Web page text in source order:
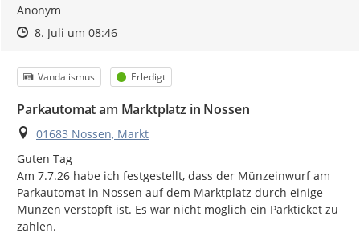
Anonym
Zeitpunkt des Erstellens
Zeitpunkt des Erstellens
8. Juli um 08:46Zur Äußerung
Kategorie
Vandalismus Status
Erledigt
Parkautomat am Marktplatz in Nossen
Ort
01683 Nossen, Markt
Guten Tag
Am 7.7.26 habe ich festgestellt, dass der Münzeinwurf am
Parkautomat in Nossen auf dem Marktplatz durch einige
Münzen verstopft ist. Es war nicht möglich ein Parkticket zu
zahlen.